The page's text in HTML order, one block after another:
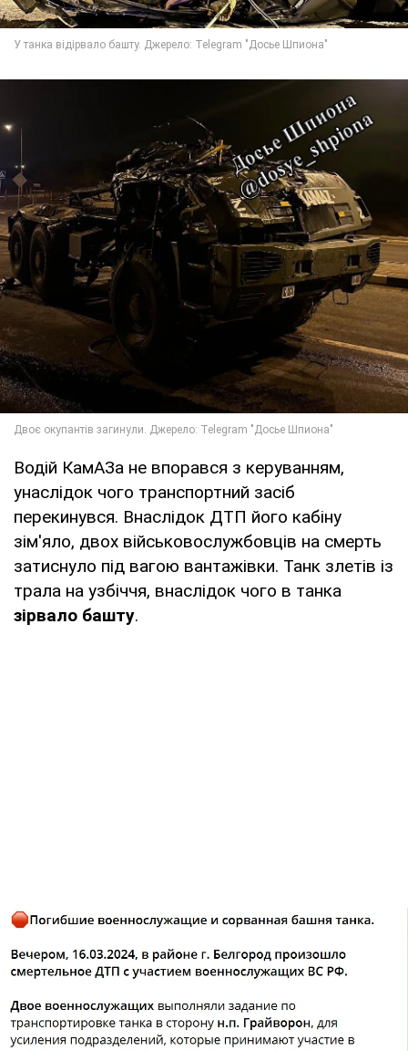
Водій КамАЗа не впорався з керуванням,
унаслідок чого транспортний засіб
перекинувся. Внаслідок ДТП його кабіну
зім'яло, двох військовослужбовців на смерть
затиснуло під вагою вантажівки. Танк злетів із
трала на узбіччя, внаслідок чого в танка
зірвало башту.